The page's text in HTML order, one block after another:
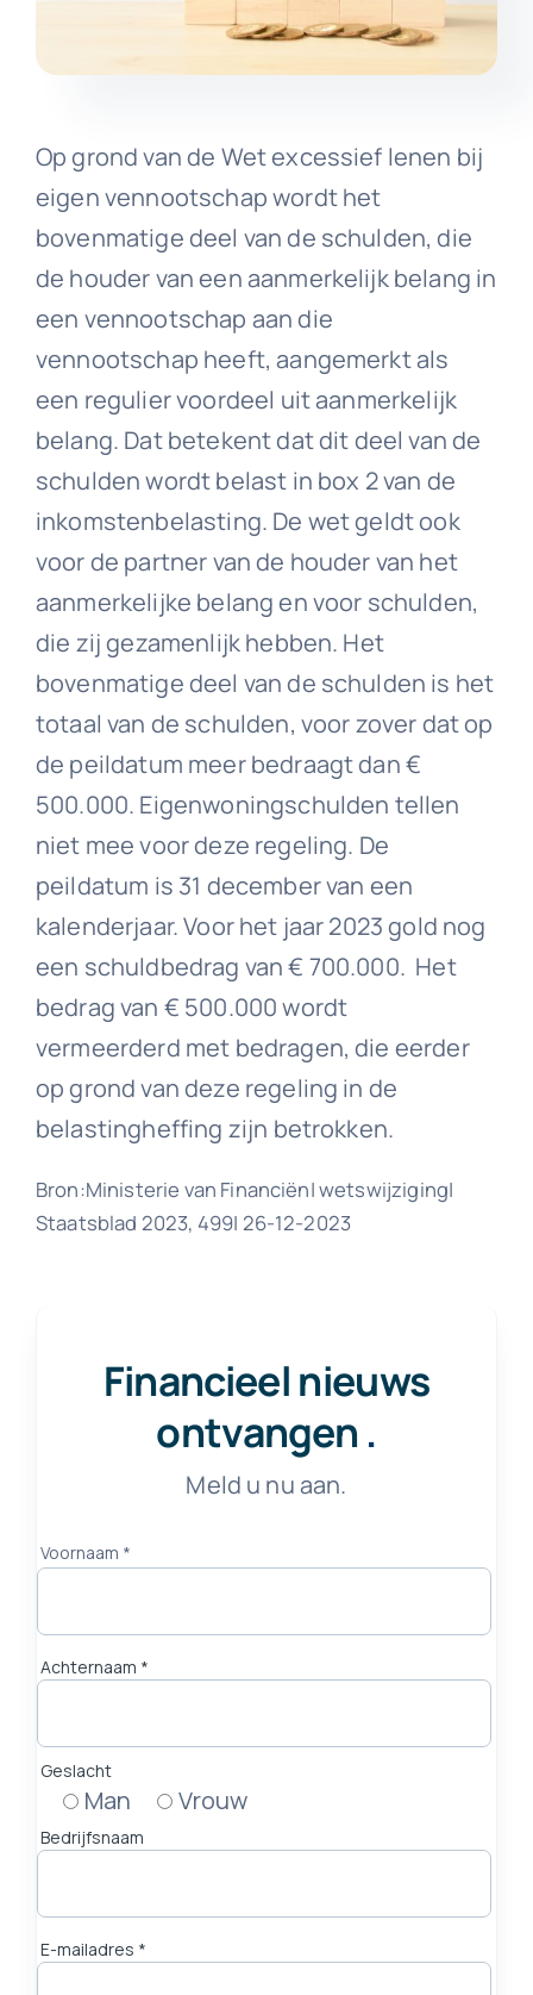
Op grond van de Wet excessief lenen bij
eigen vennootschap wordt het
bovenmatige deel van de schulden, die
de houder van een aanmerkelijk belang in
een vennootschap aan die
vennootschap heeft, aangemerkt als
een regulier voordeel uit aanmerkelijk
belang. Dat betekent dat dit deel van de
schulden wordt belast in box 2 van de
inkomstenbelasting. De wet geldt ook
voor de partner van de houder van het
aanmerkelijke belang en voor schulden,
die zij gezamenlijk hebben. Het
bovenmatige deel van de schulden is het
totaal van de schulden, voor zover dat op
de peildatum meer bedraagt dan €
500.000. Eigenwoningschulden tellen
niet mee voor deze regeling. De
peildatum is 31 december van een
kalenderjaar. Voor het jaar 2023 gold nog
een schuldbedrag van € 700.000. Het
bedrag van € 500.000 wordt
vermeerderd met bedragen, die eerder
op grond van deze regeling in de
belastingheffing zijn betrokken.
Bron:Ministerie van Financiën| wetswijziging|
Staatsblad 2023, 499| 26-12-2023
Financieel nieuws
ontvangen .
Meld u nu aan.